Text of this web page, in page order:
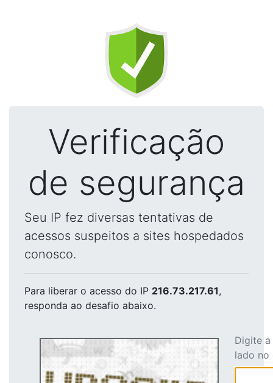
Verificação
de segurança
Seu IP fez diversas tentativas de
acessos suspeitos a sites hospedados
conosco.
Para liberar o acesso do IP 216.73.217.61,
responda ao desafio abaixo.
Digite
lado no